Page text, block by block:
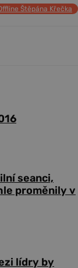
Štěpána Křečka
seanci,
proměnily v
lídry by